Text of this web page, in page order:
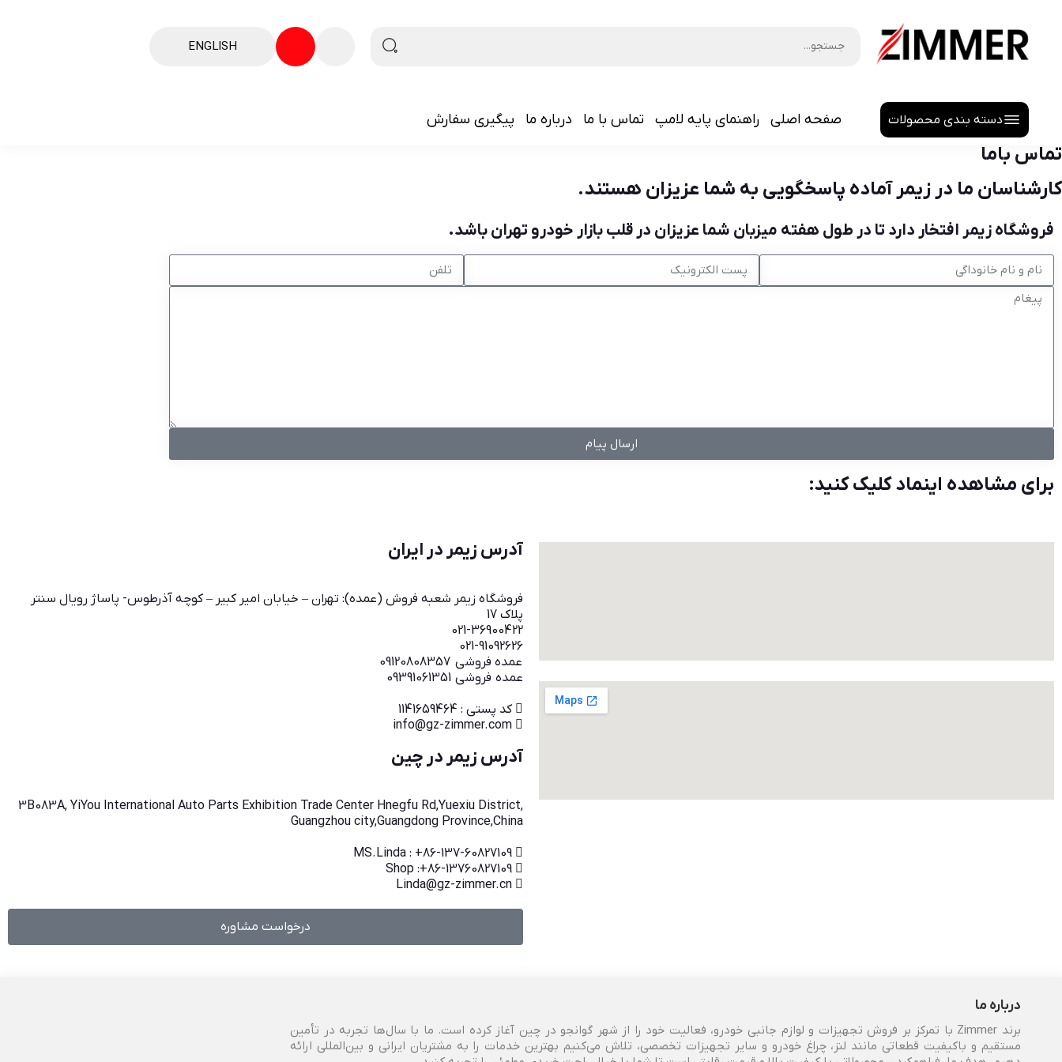
ENGLISH
دسته بندی محصولات
هدلایت
لنز اسپرت
صفحه اصلی راهنمای پایه لامپ تماس با ما درباره ما پیگیری سفارش
تماس باما
کارشناسان ما در زیمر آماده پاسخگویی به شما عزیزان هستند.
فروشگاه زیمر افتخار دارد تا در طول هفته میزبان شما عزیزان در قلب بازار خودرو تهران باشد.
ارسال پیام
برای مشاهده اینماد کلیک کنید:
آدرس زیمر در ایران
فروشگاه زیمر شعبه فروش (عمده): تهران – خیابان امیر کبیر – کوچه آذرطوس- پاساژ رویال سنتر
پلاک 17
021-36900422
021-91092626
عمده فروشی 09120808357
عمده فروشی 09391061351
کد پستی : 1141659464
info@gz-zimmer.com
آدرس زیمر در چین
3B083A, YiYou International Auto Parts Exhibition Trade Center Hnegfu Rd,Yuexiu District,
Guangzhou city,Guangdong Province,China
MS.Linda : +86-137-60827109
Shop :+86-13760827109
Linda@gz-zimmer.cn
درخواست مشاوره
درباره ما
برند Zimmer با تمرکز بر فروش تجهیزات و لوازم جانبی خودرو، فعالیت خود را از شهر گوانجو در چین آغاز کرده است. ما با سال‌ها تجربه در تأمین
مستقیم و باکیفیت قطعاتی مانند لنز، چراغ خودرو و سایر تجهیزات تخصصی، تلاش می‌کنیم بهترین خدمات را به مشتریان ایرانی و بین‌المللی ارائه